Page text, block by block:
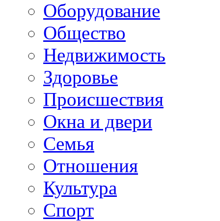
Оборудование
Общество
Недвижимость
Здоровье
Происшествия
Окна и двери
Семья
Отношения
Культура
Спорт